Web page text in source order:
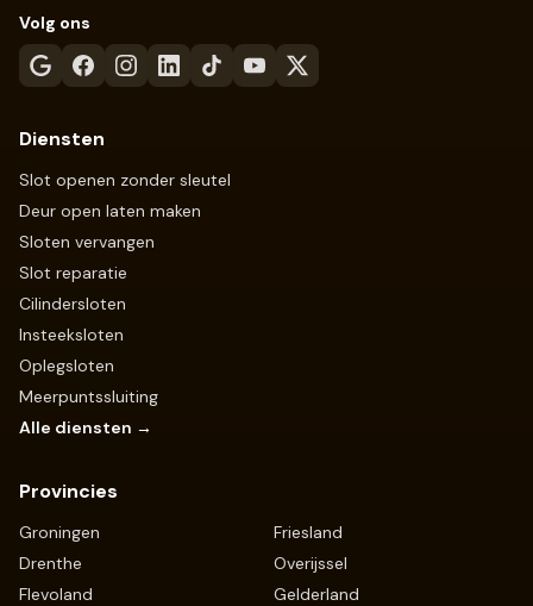
Volg ons
Diensten
Slot openen zonder sleutel
Deur open laten maken
Sloten vervangen
Slot reparatie
Cilindersloten
Insteeksloten
Oplegsloten
Meerpuntssluiting
Alle diensten →
Provincies
Groningen
Friesland
Drenthe
Overijssel
Flevoland
Gelderland